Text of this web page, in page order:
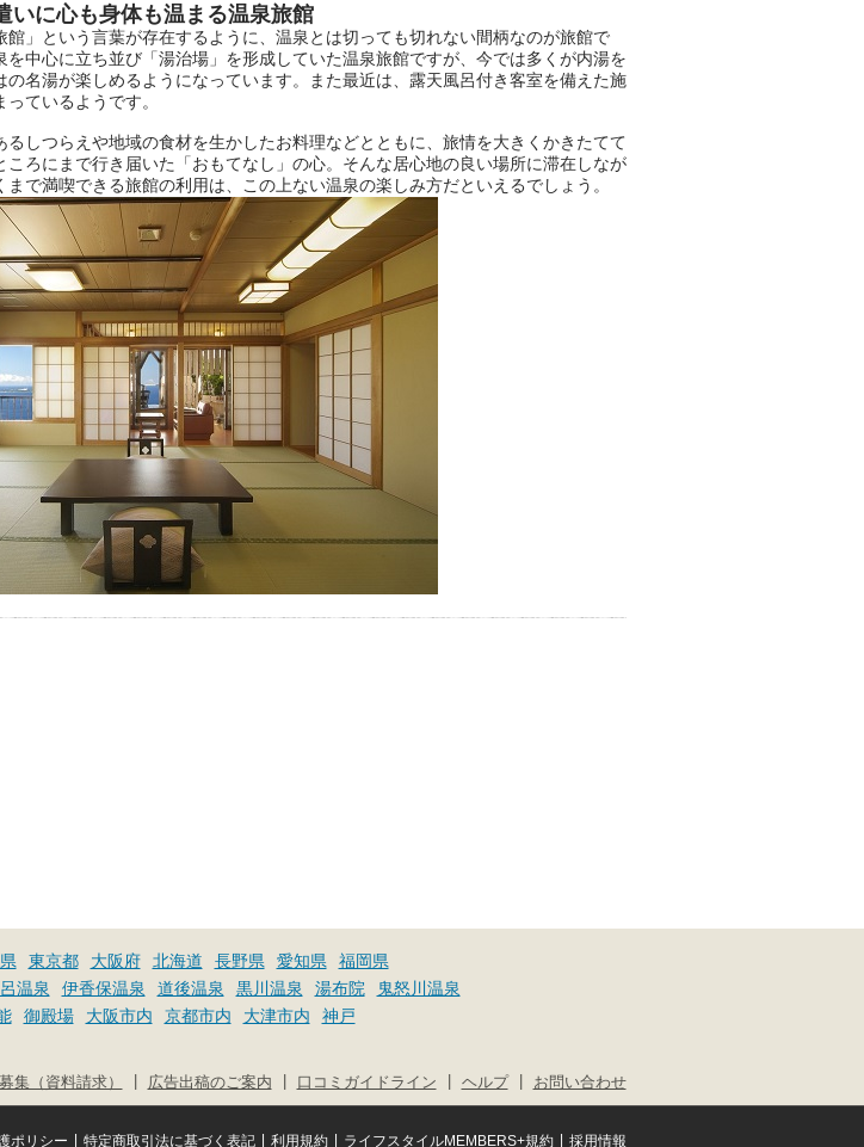
とができるサービスです。
別なひとときを「毎月10分無
料」でご利用いただけます。
お湯で体がほぐれたら、次は占
い師さんとお話しして、心もほ
ぐしてみませんか？
いに心も身体も温まる温泉旅館
館」という言葉が存在するように、温泉とは切っても切れない間柄なのが旅館で
を中心に立ち並び「湯治場」を形成していた温泉旅館ですが、今では多くが内湯を
の名湯が楽しめるようになっています。また最近は、露天風呂付き客室を備えた施
ているようです。
るしつらえや地域の食材を生かしたお料理などとともに、旅情を大きくかきたてて
ころにまで行き届いた「おもてなし」の心。そんな居心地の良い場所に滞在しなが
まで満喫できる旅館の利用は、この上ない温泉の楽しみ方だといえるでしょう。
東京都 大阪府 北海道 長野県 愛知県
福岡県
温泉 伊香保温泉 道後温泉 黒川温泉 湯布院
鬼怒川温泉
御殿場 大阪市内 京都市内 大津市内
神戸
お問い合わせ
ヘルプ
口コミガイドライン
広告出稿のご案内
集（資料請求）
採用情報
|
ライフスタイルMEMBERS+規約
|
利用規約
|
特定商取引法に基づく表記
|
ポリシー